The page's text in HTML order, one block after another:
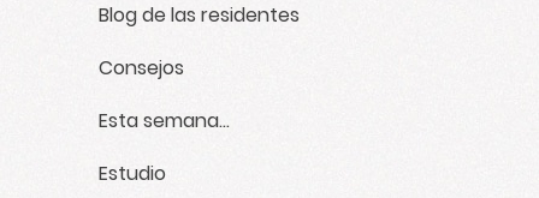
Febrero
Enero
Blog de las residentes
Consejos
Esta semana...
Estudio